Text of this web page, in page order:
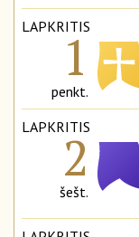
LAPKRITIS
1
penkt.
LAPKRITIS
2
šešt.